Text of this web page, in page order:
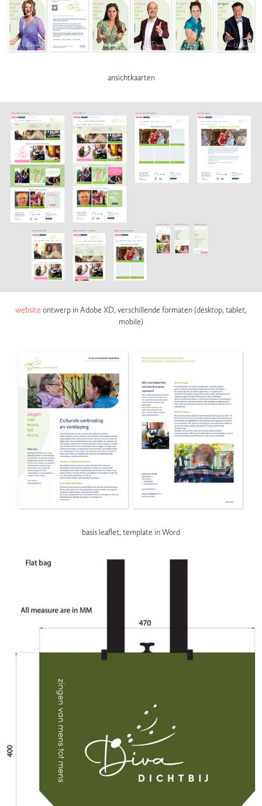
ansichtkaarten
website ontwerp in Adobe XD, verschillende formaten (desktop, tablet,
mobile)
basis leaflet, template in Word